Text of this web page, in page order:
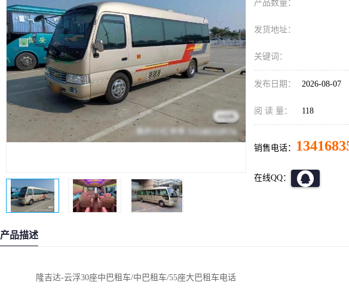
产品数量：
发货地址：
关键词：
发布日期： 2026-08-07
阅 读 量： 118
销售电话：
在线QQ：
产品描述
隆吉达-云浮30座中巴租车/中巴租车/55座大巴租车电话